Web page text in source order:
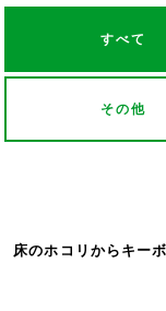
すべて
その他
床のホコリからキー